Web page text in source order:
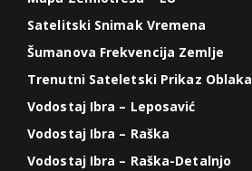
Satelitski Snimak Vremena
Šumanova Frekvencija Zemlje
Trenutni Sateletski Prikaz Oblaka
Vodostaj Ibra – Leposavić
Vodostaj Ibra – Raška
Vodostaj Ibra – Raška-Detalnjo